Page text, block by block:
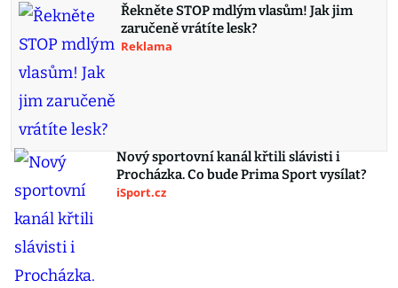
Řekněte STOP mdlým vlasům! Jak jim
zaručeně vrátíte lesk?
Reklama
Nový sportovní kanál křtili slávisti i
Procházka. Co bude Prima Sport vysílat?
iSport.cz